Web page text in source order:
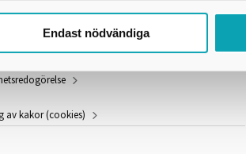
Endast nödvändiga
och information
av kakor (cookies)